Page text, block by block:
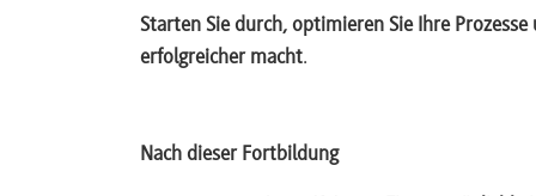
Starten Sie durch, optimieren Sie Ihre
erfolgreicher macht.
Nach dieser Fortbildung